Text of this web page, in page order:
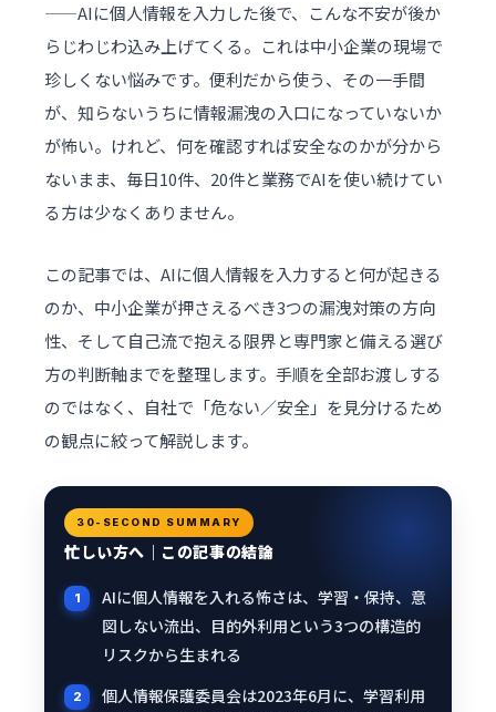
——AIに個人情報を入力した後で、こんな不安が後か
らじわじわ込み上げてくる。これは中小企業の現場で
珍しくない悩みです。便利だから使う、その一手間
が、知らないうちに情報漏洩の入口になっていないか
が怖い。けれど、何を確認すれば安全なのかが分から
ないまま、毎日10件、20件と業務でAIを使い続けてい
る方は少なくありません。
この記事では、AIに個人情報を入力すると何が起きる
のか、中小企業が押さえるべき3つの漏洩対策の方向
性、そして自己流で抱える限界と専門家と備える選び
方の判断軸までを整理します。手順を全部お渡しする
のではなく、自社で「危ない／安全」を見分けるため
の観点に絞って解説します。
30-SECOND SUMMARY
忙しい方へ｜この記事の結論
AIに個人情報を入れる怖さは、学習・保持、意
図しない流出、目的外利用という3つの構造的
リスクから生まれる
個人情報保護委員会は2023年6月に、学習利用